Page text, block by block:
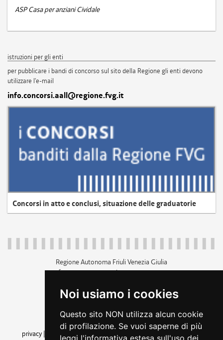
Noi usiamo i cookies
Questo sito NON utilizza alcun cookie
di profilazione. Se vuoi saperne di più
leggi l'informativa estesa sull'uso dei
ASP Casa per anziani Cividale
istruzioni per gli enti
per pubblicare i bandi di concorso sul sito della Regione gli enti devono
utilizzare l'e-mail
info.concorsi.aall@regione.fvg.it
Concorsi in atto e conclusi, situazione delle graduatorie
Regione Autonoma Friuli Venezia Giulia
c.f. 80014930327; p.iva 00526040324
+39 040 3771111
amministrazione trasparente
privacy
cookie |note legali accessibilità
dichiarazione di